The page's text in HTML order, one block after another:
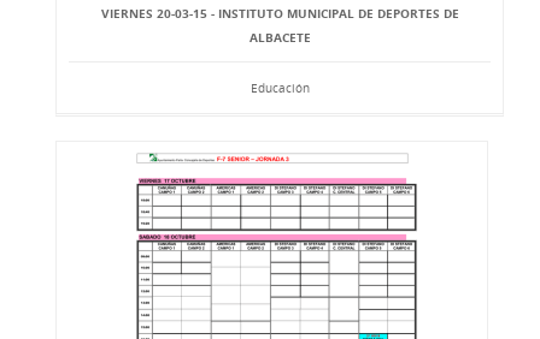
VIERNES 20-03-15 - INSTITUTO MUNICIPAL DE DEPORTES DE
ALBACETE
Educación